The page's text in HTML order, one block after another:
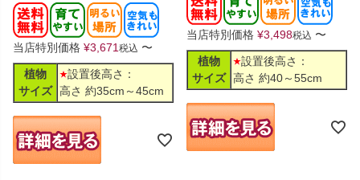
当店特別価格 ¥3,671 税込 〜
植物
サイズ
設置後高さ：
高さ 約35cm～45cm
当店特別価格 ¥3,498税込 〜
植物
サイズ
設置後高さ：
高さ 約40～55cm